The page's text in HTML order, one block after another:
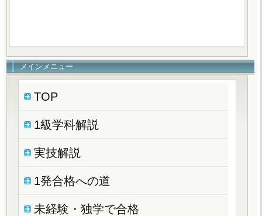
メインメニュー
TOP
1級学科解説
実技解説
1発合格への道
未経験・独学で合格